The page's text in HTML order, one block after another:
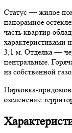
Статус — жилое
панорамное
часть квартир
характеристиками
3,1 м. Отделка —
центральные.
из собственной
Парковка-
озеленение